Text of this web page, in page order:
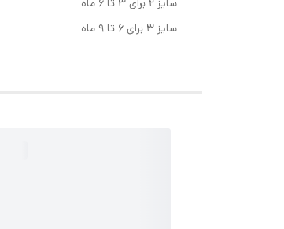
سایز ۳ برای ۶ تا ۹ ماه